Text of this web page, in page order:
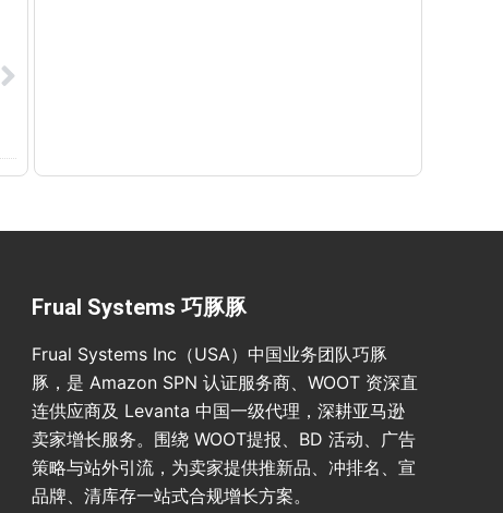
Frual Systems 巧豚豚
Frual Systems Inc（USA）中国业务团队巧豚
豚，是 Amazon SPN 认证服务商、WOOT 资深直
连供应商及 Levanta 中国一级代理，深耕亚马逊
卖家增长服务。围绕 WOOT提报、BD 活动、广告
策略与站外引流，为卖家提供推新品、冲排名、宣
品牌、清库存一站式合规增长方案。